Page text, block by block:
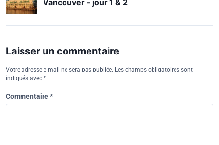
Vancouver – jour 1 & 2
Laisser un commentaire
Votre adresse e-mail ne sera pas publiée. Les champs obligatoires sont
indiqués avec *
Commentaire*